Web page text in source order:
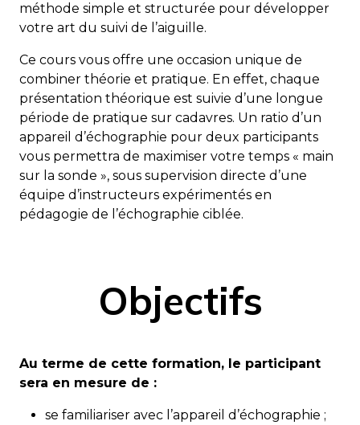
méthode simple et structurée pour développer
votre art du suivi de l’aiguille.
Ce cours vous offre une occasion unique de
combiner théorie et pratique. En effet, chaque
présentation théorique est suivie d’une longue
période de pratique sur cadavres. Un ratio d’un
appareil d’échographie pour deux participants
vous permettra de maximiser votre temps « main
sur la sonde », sous supervision directe d’une
équipe d’instructeurs expérimentés en
pédagogie de l’échographie ciblée.
Objectifs
Au terme de cette formation, le participant
sera en mesure de :
se familiariser avec l’appareil d’échographie ;